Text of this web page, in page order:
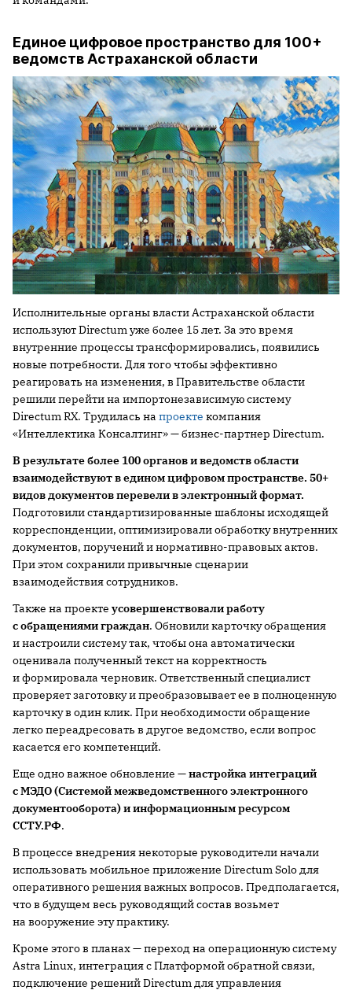
Единое цифровое пространство для 100+
ведомств Астраханской области
Исполнительные органы власти Астраханской области
используют Directum уже более 15 лет. За это время
внутренние процессы трансформировались, появились
новые потребности. Для того чтобы эффективно
реагировать на изменения, в Правительстве области
решили перейти на импортонезависимую систему
Directum RX. Трудилась на проекте компания
«Интеллектика Консалтинг» — бизнес-партнер Directum.
В результате более 100 органов и ведомств области
взаимодействуютв едином цифровом пространстве. 50+
видов документов перевели в электронный формат.
Подготовили стандартизированные шаблоны исходящей
корреспонденции, оптимизировали обработку внутренних
документов, поручений и нормативно-правовых актов.
При этом сохранили привычные сценарии
взаимодействия сотрудников.
Также на проекте усовершенствовалиработу
с обращениями граждан. Обновили карточку обращения
и настроили систему так, чтобы она автоматически
оценивала полученный текст на корректность
и формировала черновик. Ответственный специалист
проверяет заготовку и преобразовывает ее в полноценную
карточку в один клик. При необходимости обращение
легко переадресовать в другое ведомство, если вопрос
касается его компетенций.
Еще одно важное обновление —настройка интеграций
с МЭДО (Системой межведомственного электронного
документооборота) и информационным ресурсом
ССТУ.РФ.
В процессе внедрения некоторые руководители начали
использовать мобильное приложение Directum Solo для
оперативного решения важных вопросов. Предполагается,
что в будущем весь руководящий состав возьмет
на вооружение эту практику.
Кроме этого в планах — переход на операционную систему
Astra Linux, интеграция с Платформой обратной связи,
подключение решений Directum для управления